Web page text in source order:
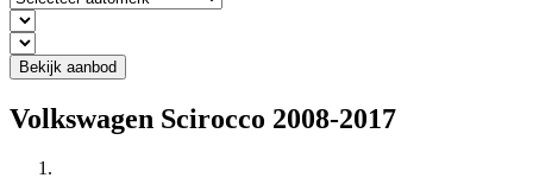
Bekijk aanbod
Volkswagen Scirocco 2008-2017